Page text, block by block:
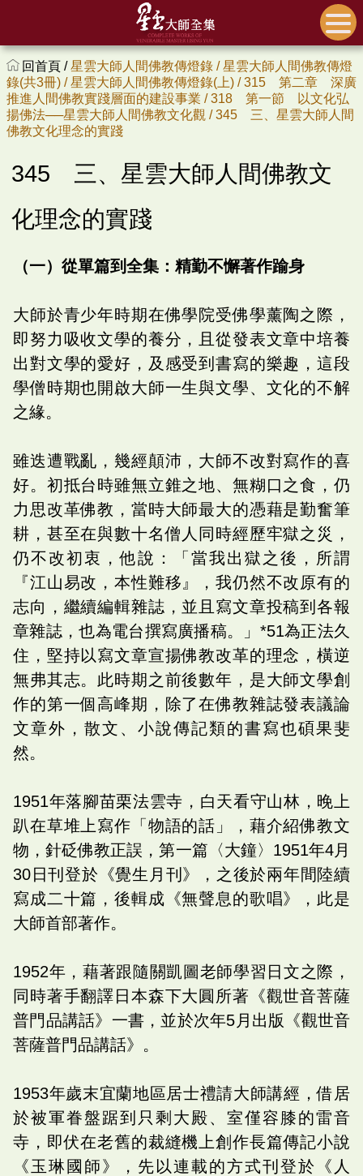
回首頁 /星雲大師人間佛教傳燈錄 /星雲大師人間佛教傳燈
錄(共3冊) /星雲大師人間佛教傳燈錄(上) /315 第二章 深廣
推進人間佛教實踐層面的建設事業 /318 第一節 以文化弘
揚佛法──星雲大師人間佛教文化觀 /345 三、星雲大師人間
佛教文化理念的實踐
345 三、星雲大師人間佛教文
化理念的實踐
（一）從單篇到全集：精勤不懈著作踰身
大師於青少年時期在佛學院受佛學薰陶之際，
即努力吸收文學的養分，且從發表文章中培養
出對文學的愛好，及感受到書寫的樂趣，這段
學僧時期也開啟大師一生與文學、文化的不解
之緣。
雖迭遭戰亂，幾經顛沛，大師不改對寫作的喜
好。初抵台時雖無立錐之地、無糊口之食，仍
力思改革佛教，當時大師最大的憑藉是勤奮筆
耕，甚至在與數十名僧人同時經歷牢獄之災，
仍不改初衷，他說：「當我出獄之後，所謂
『江山易改，本性難移』，我仍然不改原有的
志向，繼續編輯雜誌，並且寫文章投稿到各報
章雜誌，也為電台撰寫廣播稿。」*51為正法久
住，堅持以寫文章宣揚佛教改革的理念，橫逆
無弗其志。此時期之前後數年，是大師文學創
作的第一個高峰期，除了在佛教雜誌發表議論
文章外，散文、小說傳記類的書寫也碩果斐
然。
1951年落腳苗栗法雲寺，白天看守山林，晚上
趴在草堆上寫作「物語的話」，藉介紹佛教文
物，針砭佛教正誤，第一篇〈大鐘〉1951年4月
30日刊登於《覺生月刊》，之後於兩年間陸續
寫成二十篇，後輯成《無聲息的歌唱》，此是
大師首部著作。
1952年，藉著跟隨關凱圖老師學習日文之際，
同時著手翻譯日本森下大圓所著《觀世音菩薩
普門品講話》一書，並於次年5月出版《觀世音
菩薩普門品講話》。
1953年歲末宜蘭地區居士禮請大師講經，借居
於被軍眷盤踞到只剩大殿、室僅容膝的雷音
寺，即伏在老舊的裁縫機上創作長篇傳記小說
《玉琳國師》，先以連載的方式刊登於《人